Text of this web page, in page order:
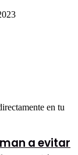
en tu
a evitar